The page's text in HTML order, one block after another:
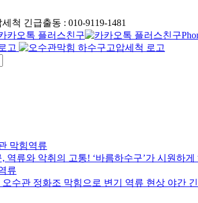
척 긴급출동 : 010-9119-1481
카오톡 플러스친구
막힘역류
역류와 악취의 고통! ‘바름하수구’가 시원하
류
수관 정화조 막힘으로 변기 역류 현상 야간